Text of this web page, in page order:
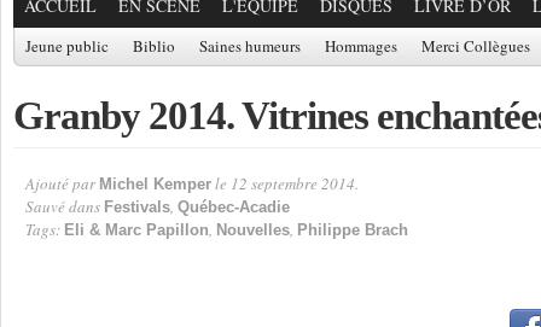
ACCUEIL EN SCÈNE L'ÉQUIPE DISQUES LIVRE D’OR
Jeune public Biblio Saines humeurs Hommages Merci Collègues
Granby 2014. Vitrines
Ajouté par Michel Kemper le 12 septembre 2014.
Sauvé dans Festivals, Québec-Acadie
Tags: Eli & Marc Papillon, Nouvelles, Philippe Brach